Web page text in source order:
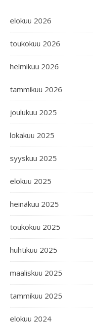
elokuu 2026
toukokuu 2026
helmikuu 2026
tammikuu 2026
joulukuu 2025
lokakuu 2025
syyskuu 2025
elokuu 2025
heinäkuu 2025
toukokuu 2025
huhtikuu 2025
maaliskuu 2025
tammikuu 2025
elokuu 2024